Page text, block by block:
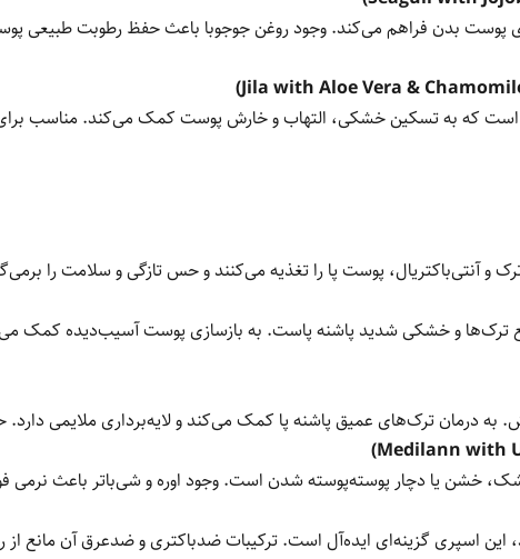
پوست بدن فراهم می‌کند. وجود روغن جوجوبا باعث حفظ رطوبت طبیعی
است که به تسکین خشکی، التهاب و خارش پوست کمک می‌کند. مناسب
و آنتی‌باکتریال، پوست پا را تغذیه می‌کنند و حس تازگی و سلامت را
ترک‌ها و خشکی شدید پاشنه پاست. به بازسازی پوست آسیب‌دیده کمک
به درمان ترک‌های عمیق پاشنه پا کمک می‌کند و لایه‌برداری ملایمی
خشن یا دچار پوسته‌پوسته شدن است. وجود اوره و شی‌باتر باعث نرمی
این اسپری گزینه‌ای ایده‌آل است. ترکیبات ضدباکتری و ضدعرق آن مانع